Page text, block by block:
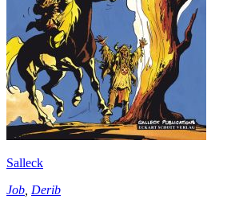
Salleck
Job Derib